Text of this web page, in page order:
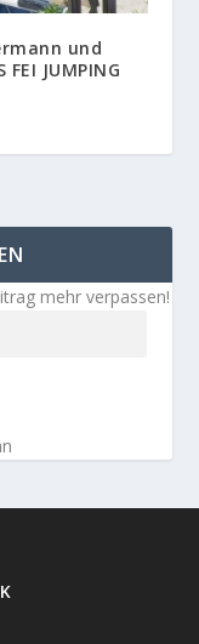
und
JUMPING
mehr verpassen!